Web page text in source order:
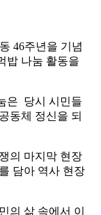
46주년을 기념
밥 나눔 활동을
은 당시 시민들
동체 정신을 되
의 마지막 현장
담아 역사 현장
의 삶 속에서 이